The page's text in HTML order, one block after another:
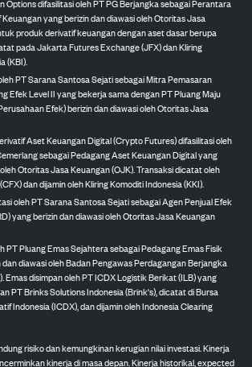
Options difasilitasi oleh PT PG Berjangka sebagai Perantara
yang berizin dan diawasi oleh Otoritas Jasa
produk derivatif keuangan dengan aset dasar berupa
pada Jakarta Futures Exchange (JFX) dan Kliring
(KBI).
PT Sarana Santosa Sejati sebagai Mitra Pemasaran
Efek Level II yang bekerja sama dengan PT Pluang Maju
Efek) berizin dan diawasi oleh Otoritas Jasa
Aset Keuangan Digital (Crypto Futures) difasilitasi oleh
sebagai Pedagang Aset Keuangan Digital yang
Otoritas Jasa Keuangan (OJK). Transaksi dicatat oleh
dan dijamin oleh Kliring Komoditi Indonesia (KKI).
oleh PT Sarana Santosa Sejati sebagai Agen Penjual Efek
yang berizin dan diawasi oleh Otoritas Jasa Keuangan
PT Pluang Emas Sejahtera sebagai Pedagang Emas Fisik
diawasi oleh Badan Pengawas Perdagangan Berjangka
Emas disimpan oleh PT ICDX Logistik Berikat (ILB) yang
PT Brinks Solutions Indonesia (Brink's), dicatat di Bursa
Indonesia (ICDX), dan dijamin oleh Indonesia Clearing
risiko dan kemungkinan kerugian nilai investasi. Kinerja
kinerja di masa depan. Kinerja historikal, expected